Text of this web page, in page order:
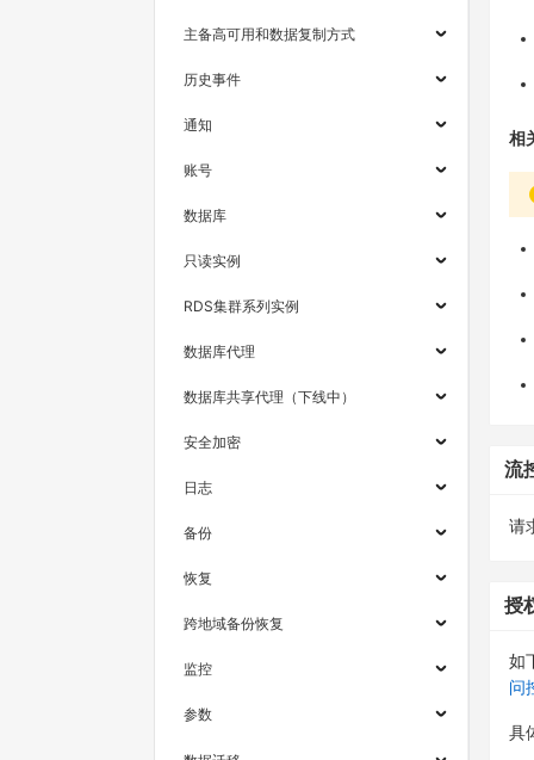
主备高可用和数据复制方式
历史事件
通知
账号
数据库
只读实例
RDS集群系列实例
数据库代理
数据库共享代理（下线中）
安全加密
日志
备份
恢复
跨地域备份恢复
监控
参数
相
流
请
授
如
问
具